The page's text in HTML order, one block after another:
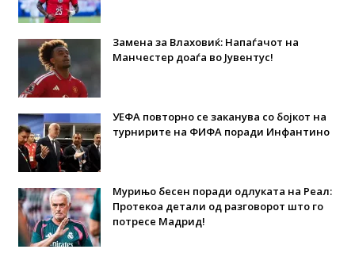
Замена за Влаховиќ: Напаѓачот на
Манчестер доаѓа во Јувентус!
УЕФА повторно се заканува со бојкот на
турнирите на ФИФА поради Инфантино
Мурињо бесен поради одлуката на Реал:
Протекоа детали од разговорот што го
потресе Мадрид!